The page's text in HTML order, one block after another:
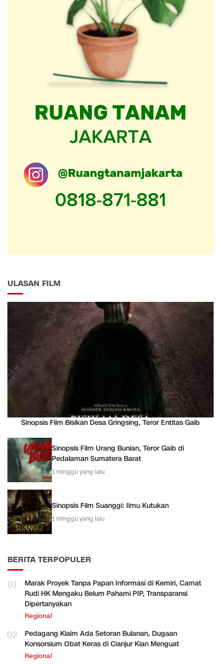
ULASAN FILM
Sinopsis Film Bisikan Desa Gringsing, Teror Entitas Gaib
Sinopsis Film Urang Bunian, Teror Gaib di
Pedalaman Sumatera Barat
1 minggu yang lalu
Sinopsis Film Suanggi: Ilmu Kutukan
1 minggu yang lalu
BERITA TERPOPULER
01
Marak Proyek Tanpa Papan Informasi di Kemiri, Camat
Rudi HK Mengaku Belum Pahami PIP, Transparansi
Dipertanyakan
Regional
02
Pedagang Klaim Ada Setoran Bulanan, Dugaan
Konsorsium Obat Keras di Cianjur Kian Menguat
Regional